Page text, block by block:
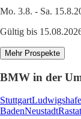
Mo. 3.8. - Sa.
Gültig bis
Mehr Prospekte
BMW in der
Stuttgart
BadenNeustadt